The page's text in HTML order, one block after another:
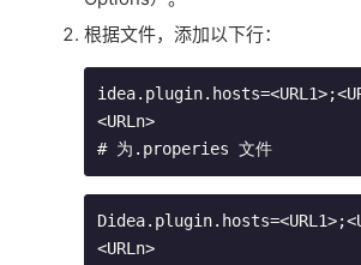
根据文件，添加以下行：
<URLn>
# 为.properies 文件
<URLn>